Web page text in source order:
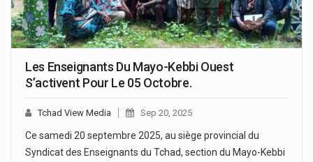
Les Enseignants Du Mayo-Kebbi Ouest
S’activent Pour Le 05 Octobre.
Tchad View Media Sep 20, 2025
Ce samedi 20 septembre 2025, au siège provincial du
Syndicat des Enseignants du Tchad, section du Mayo-Kebbi